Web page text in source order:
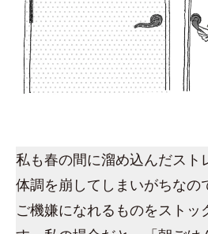
私も春の間に溜め込んだスト
体調を崩してしまいがちなの
ご機嫌になれるものをストッ